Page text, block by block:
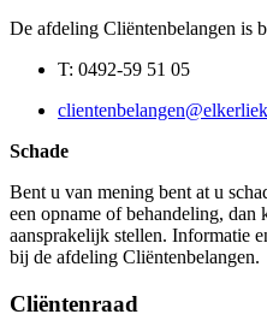
De afdeling Cliëntenbelangen is
T: 0492-59 51 05
Schade
Bent u van mening bent at u
een opname of behandeling,
aansprakelijk stellen. Informatie
bij de afdeling Cliëntenbelangen.
Cliëntenraad